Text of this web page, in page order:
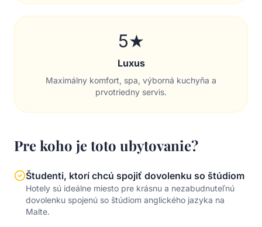
5★
Luxus
Maximálny komfort, spa, výborná kuchyňa a
prvotriedny servis.
Pre koho je toto ubytovanie?
Študenti, ktorí chcú spojiť dovolenku so štúdiom
Hotely sú ideálne miesto pre krásnu a nezabudnuteľnú
dovolenku spojenú so štúdiom anglického jazyka na
Malte.